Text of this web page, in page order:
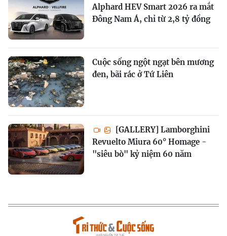
Alphard HEV Smart 2026 ra mắt
Đông Nam Á, chỉ từ 2,8 tỷ đồng
Cuộc sống ngột ngạt bên mương
đen, bãi rác ở Tứ Liên
[GALLERY] Lamborghini
Revuelto Miura 60° Homage -
"siêu bò" kỷ niệm 60 năm